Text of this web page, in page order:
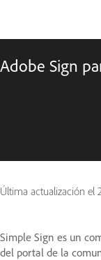
Adobe Sign
Última actualización el
Simple Sign es un
del portal de la